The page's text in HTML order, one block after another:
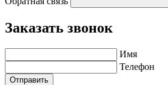
Заказать звонок
Имя
Телефон
Отправить